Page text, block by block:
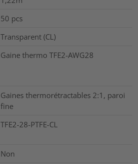
50 pcs
Transparent (CL)
Gaine thermo TFE2-AWG28
Gaines thermorétractables 2:1, paroi
fine
TFE2-28-PTFE-CL
Non